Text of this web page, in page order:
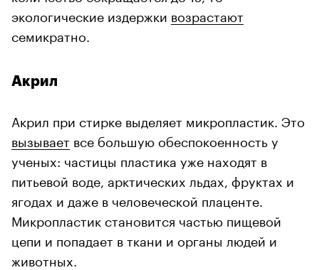
экологические издержки возрастают
семикратно.
Акрил
Акрил при стирке выделяет микропластик. Это
вызывает все большую обеспокоенность у
ученых: частицы пластика уже находят в
питьевой воде, арктических льдах, фруктах и
ягодах и даже в человеческой плаценте.
Микропластик становится частью пищевой
цепи и попадает в ткани и органы людей и
животных.